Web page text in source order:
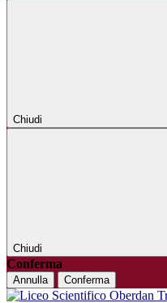
Chiudi
Chiudi
Conferma
Annulla Conferma